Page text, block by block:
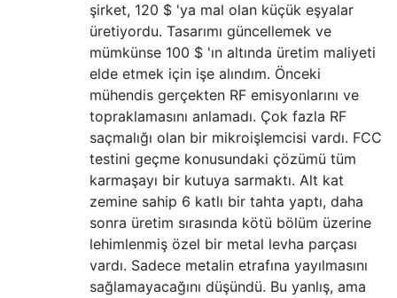
şirket, 120 $ 'ya mal olan küçük eşyalar
üretiyordu. Tasarımı güncellemek ve
mümkünse 100 $ 'ın altında üretim maliyeti
elde etmek için işe alındım. Önceki
mühendis gerçekten RF emisyonlarını ve
topraklamasını anlamadı. Çok fazla RF
saçmalığı olan bir mikroişlemcisi vardı. FCC
testini geçme konusundaki çözümü tüm
karmaşayı bir kutuya sarmaktı. Alt kat
zemine sahip 6 katlı bir tahta yaptı, daha
sonra üretim sırasında kötü bölüm üzerine
lehimlenmiş özel bir metal levha parçası
vardı. Sadece metalin etrafına yayılmasını
sağlamayacağını düşündü. Bu yanlış, ama